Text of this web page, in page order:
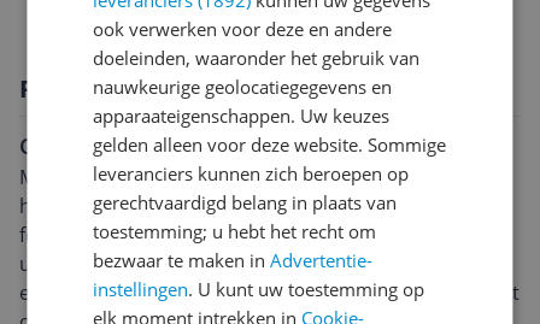
Productomschrijving
Compact maar krachtig: Tefal XA801312
Maak kennis met de Tefal XA801312, een compact en
handzaam keukenhulpje dat ondanks zijn kleine
formaat een flinke kracht in zich herbergt. Met zijn
unieke ontwerp vermengt hij stijl en functionaliteit -
een combinatie die het oog streelt én de tong. Hij biedt
ook verwerken voor deze en andere
doeleinden, waaronder het gebruik van
nauwkeurige geolocatiegegevens en
apparaateigenschappen. Uw keuzes
gelden alleen voor deze website. Sommige
leveranciers kunnen zich beroepen op
gerechtvaardigd belang in plaats van
toestemming; u hebt het recht om
bezwaar te maken inAdvertentie-
instellingen. U kunt uw toestemming op
elk moment intrekken in Cookie-